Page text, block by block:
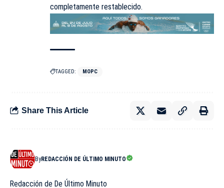
completamente restablecido.
TAGGED: MOPC
Share This Article
ByREDACCIÓN DE ÚLTIMO MINUTO
Redacción de De Último Minuto